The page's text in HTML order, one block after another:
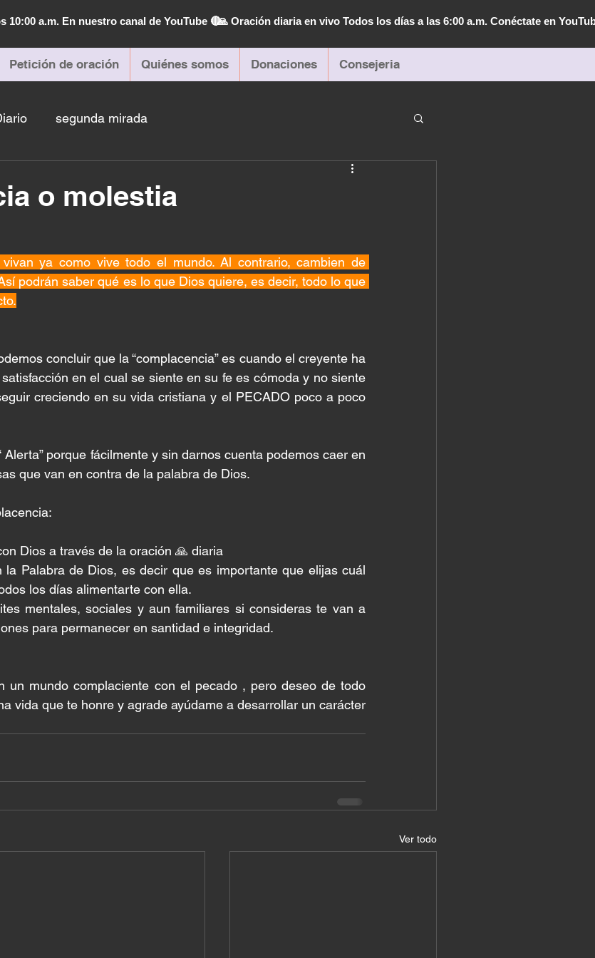
10:00 a.m. En nuestro canal de YouTube 🔴🙏 Oración diaria en vivo Todos los días a las 6:00 a.m. Conéctate en
Petición de oración Quiénes somos Donaciones Consejeria
segunda mirada
o molestia
ya como vive todo el mundo. Al contrario, cambien de
podrán saber qué es lo que Dios quiere, es decir, todo lo que
concluir que la “complacencia” es cuando el creyente ha
en el cual se siente en su fe es cómoda y no siente
creciendo en su vida cristiana y el PECADO poco a poco
Alerta” porque fácilmente y sin darnos cuenta podemos caer en
que van en contra de la palabra de Dios.
Dios a través de la oración 🙏 diaria
la Palabra de Dios, es decir que es importante que elijas cuál
los días alimentarte con ella.
mentales, sociales y aun familiares si consideras te van a
para permanecer en santidad e integridad.
un mundo complaciente con el pecado , pero deseo de todo
vida que te honre y agrade ayúdame a desarrollar un carácter
Ver todo